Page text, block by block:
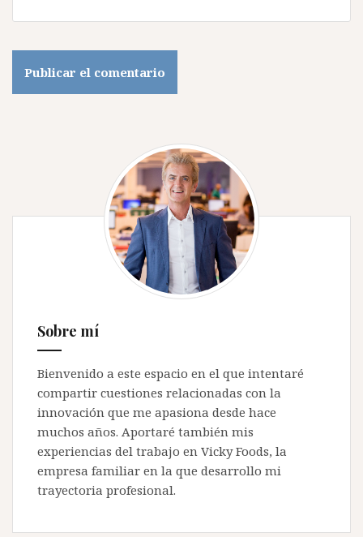
Sobre mí
Bienvenido a este espacio en el que intentaré
compartir cuestiones relacionadas con la
innovación que me apasiona desde hace
muchos años. Aportaré también mis
experiencias del trabajo en Vicky Foods, la
empresa familiar en la que desarrollo mi
trayectoria profesional.